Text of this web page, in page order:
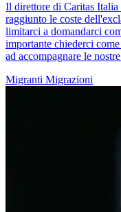
Il direttore di Caritas
raggiunto le coste
limitarci a domandarci
importante chiederci
ad accompagnare le
Migranti Migrazioni